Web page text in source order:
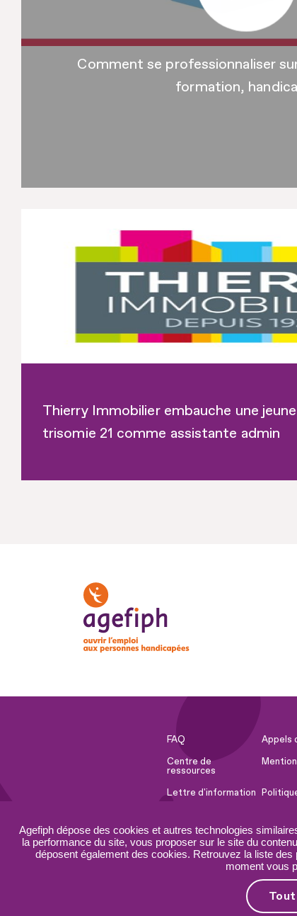
Agefiph dépose des cookies et autres technologies
la performance du site, vous proposer sur le site du
déposent également des cookies. Retrouvez la liste
moment vous
Comment se professionnaliser
formation,
Thierry Immobilier embauche une
trisomie 21 comme assistante admin
FAQ
Appels
Centre de
ressources
Lettre d'information
Accessibilité :
partiellement
conforme
Plan du